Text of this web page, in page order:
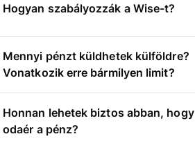
Hogyan szabályozzák a Wise-t?
Mennyi pénzt küldhetek külföldre?
Vonatkozik erre bármilyen limit?
Honnan lehetek biztos abban, hogy
odaér a pénz?